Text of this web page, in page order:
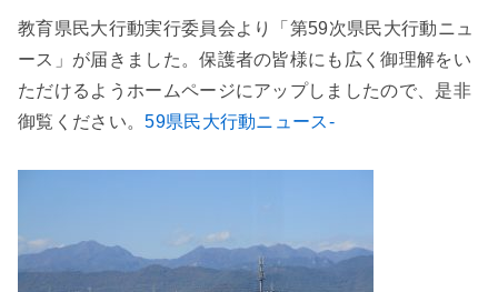
教育県民大行動実行委員会より「第59次県民大行動ニュ
ース」が届きました。保護者の皆様にも広く御理解をい
ただけるようホームページにアップしましたので、是非
御覧ください。59県民大行動ニュース-